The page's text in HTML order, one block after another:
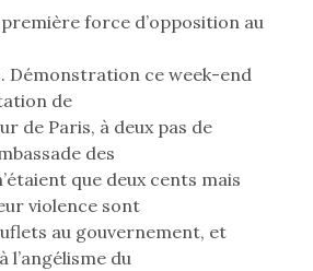
force d’opposition au
Démonstration ce week-end
de
de Paris, à deux pas de
des
que deux cents mais
violence sont
au gouvernement, et
l’angélisme du